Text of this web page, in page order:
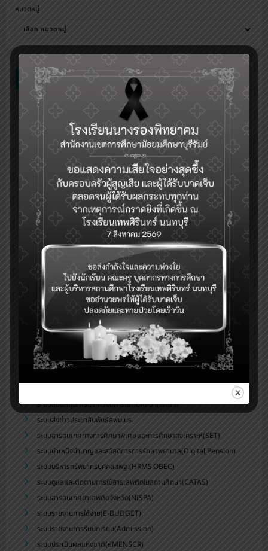
หมวดหมู่
E-SERVICES
กลุ่มงานบริหารวิชาการ
ระบบเช็คชื่อออนไลน์(toSchool)
ระบบงานทะเบียน-วัดผล-ดูผลการเรียน(SGS)
รับสมัครคัดเลือกบุคคลเพื่อเป็นลูกจ้างชั่วคราว (Application for
Temporary Employee Positions)
ระบบจองห้อง/สถานที่
ระบบสำรวจแววความสามารถพิเศษ(วัดแวว)
การแนะแนวดูแลสุขภาพจิตนักเรียนและระบบการดูแลช่วยเหลือนักเรียนใน
สถานศึกษา สังกัด สพฐ.(hero OBEC care)
ปฏิทินกิจกรรม
eDOC-ระบบสารบรรณอิเล็กทรอนิกส์
eDMS-ระบบการจัดการเอกสารอิเล็กทรอนิกส์
eBooking-ระบบจองห้องประชุม
ระบบสนับสนุนการบริหารจัดการสำนักงานเขตพื้นที่การศึกษา(AMSS++)
ระบบตรวจสอบเงินเดือน (E-Money)
ระบบบริหารจัดการข้อมูลสารสนเทศของสถานศึกษา สพม.บุรีรัมย์
ระบบจัดเก็บข้อมูลนักเรียนรายบุคคล (DMC)
ระบบสนับสนุนการบริหารจัดการสถานศึกษา(smss)
ระบบส่งข่าวประชาสัมพันธ์สพม.บร.
ระบบสารสนเทศทางการศึกษาพิเศษและการศึกษาสงเคราะห์(SET)
ระบบบำเหน็จบำนาญและสวัสดิการการรักษาพยาบาล(Digital Pension)
ระบบบริหารทรัพยากรบุคคลสพฐ.(HRMS.OBEC)
ระบบดูแลและติดตามการใช้สารเสพติดในสถานศึกษา(CATAS)
ระบบสารสนเทศยาเสพติดจังหวัด(NISPA)
ระบบรายงานการใช้จ่าย(E-BUDGET)
ระบบรายงานการรับนักเรียน(Admission)
ระบบประเมินผลแห่งชาติ(eMENSCR)